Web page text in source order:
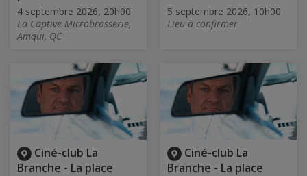
4 septembre 2026, 20h00
La Captive Microbrasserie,
Amqui, QC
5 septembre 2026, 10h00
Lieu à confirmer
Ciné-club La
Branche - La place
Ciné-club La
Branche - La place